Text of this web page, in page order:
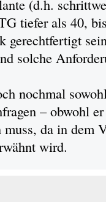
(d.h.
tiefer als 40,
gerechtfertigt
solche
nochmal
– obwohl
da in dem
wird.